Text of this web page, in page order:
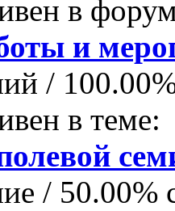
в
и
/
в теме:
/ 50.00%